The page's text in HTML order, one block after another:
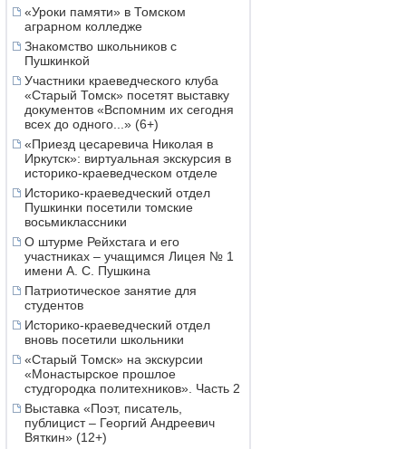
«Уроки памяти» в Томском
аграрном колледже
Знакомство школьников с
Пушкинкой
Участники краеведческого клуба
«Старый Томск» посетят выставку
документов «Вспомним их сегодня
всех до одного...» (6+)
«Приезд цесаревича Николая в
Иркутск»: виртуальная экскурсия в
историко-краеведческом отделе
Историко-краеведческий отдел
Пушкинки посетили томские
восьмиклассники
О штурме Рейхстага и его
участниках – учащимся Лицея № 1
имени А. С. Пушкина
Патриотическое занятие для
студентов
Историко-краеведческий отдел
вновь посетили школьники
«Старый Томск» на экскурсии
«Монастырское прошлое
студгородка политехников». Часть 2
Выставка «Поэт, писатель,
публицист – Георгий Андреевич
Вяткин» (12+)